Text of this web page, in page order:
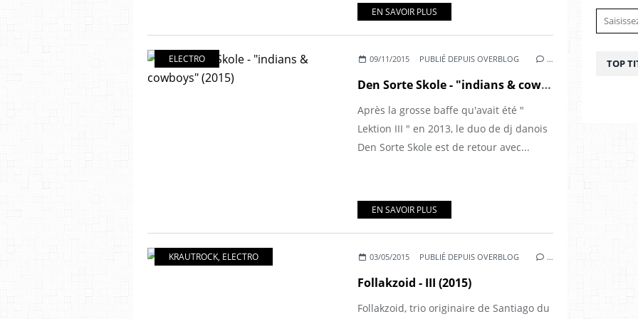
EN SAVOIR PLUS
ELECTRO 09/11/2015 PUBLIÉ DEPUIS OVERBLOG …
Den Sorte Skole - "indians & cowboys" (2015)
Après la grosse baffe qu'avait été "
Lektion III " en 2013, le duo de dj danois
Den Sorte Skole est de retour avec...
EN SAVOIR PLUS
KRAUTROCK, ELECTRO 03/05/2015 PUBLIÉ DEPUIS OVERBLOG …
Follakzoid - III (2015)
Follakzoid, trio originaire de Santiago du
TOP